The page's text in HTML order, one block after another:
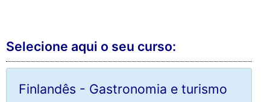
Selecione aqui o seu curso:
Finlandês - Gastronomia e turismo